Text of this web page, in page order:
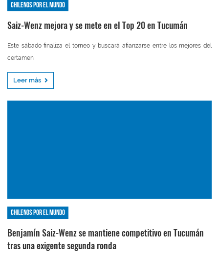
Chilenos por el mundo
Saiz-Wenz mejora y se mete en el Top 20 en Tucumán
Este sábado finaliza el torneo y buscará afianzarse entre los mejores del
certamen
Leer más
Chilenos por el mundo
Benjamín Saiz-Wenz se mantiene competitivo en Tucumán
tras una exigente segunda ronda